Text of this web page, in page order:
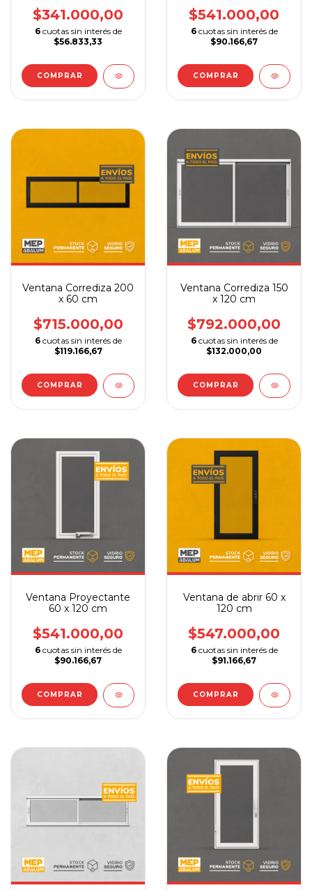
$341.000,00
6 cuotas sin interés de
$56.833,33
COMPRAR
$541.000,00
6 cuotas sin interés de
$90.166,67
COMPRAR
Ventana Corrediza 200
x 60 cm
$715.000,00
6 cuotas sin interés de
$119.166,67
COMPRAR
Ventana Corrediza 150
x 120 cm
$792.000,00
6 cuotas sin interés de
$132.000,00
COMPRAR
Ventana Proyectante
60 x 120 cm
$541.000,00
6 cuotas sin interés de
$90.166,67
COMPRAR
Ventana de abrir 60 x
120 cm
$547.000,00
6 cuotas sin interés de
$91.166,67
COMPRAR